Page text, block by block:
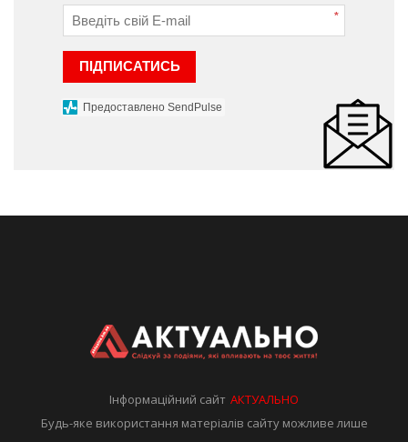
*
ПІДПИСАТИСЬ
Предоставлено SendPulse
Інформаційний сайтАКТУАЛЬНО
Будь-яке використання матеріалів сайту можливе лише